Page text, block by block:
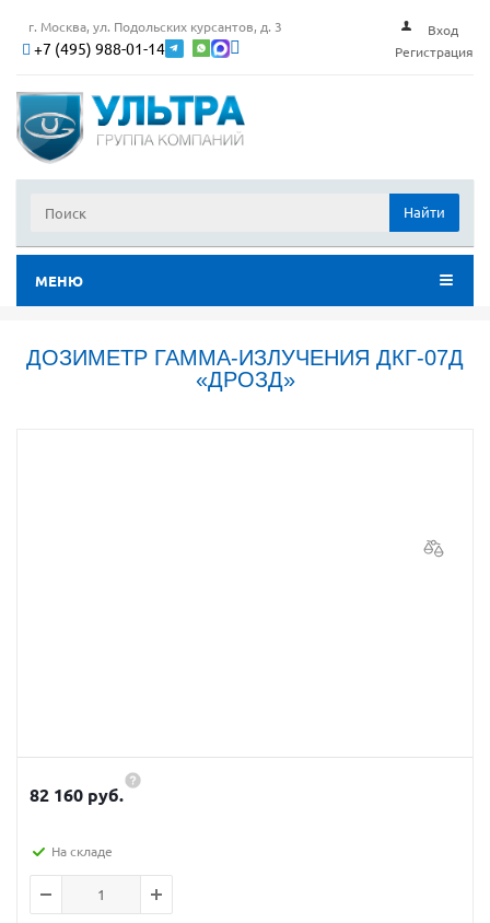
г. Москва, ул. Подольских курсантов, д. 3
+7 (495) 988-01-14
Вход
Регистрация
Найти
МЕНЮ
ДОЗИМЕТР ГАММА-ИЗЛУЧЕНИЯ ДКГ-07Д
«ДРОЗД»
82 160 руб.
На складе